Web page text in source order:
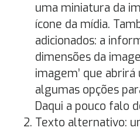
uma miniatura da
ícone da mídia.
adicionados: a
dimensões da
imagem’ que
algumas opções
Daqui a pouco falo
Texto alternativo: